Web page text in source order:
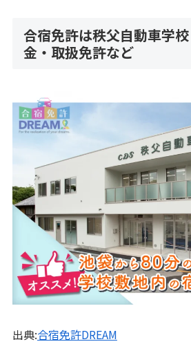
合宿免許は秩父自動車学
金・取扱免許など
出典:合宿免許DREAM